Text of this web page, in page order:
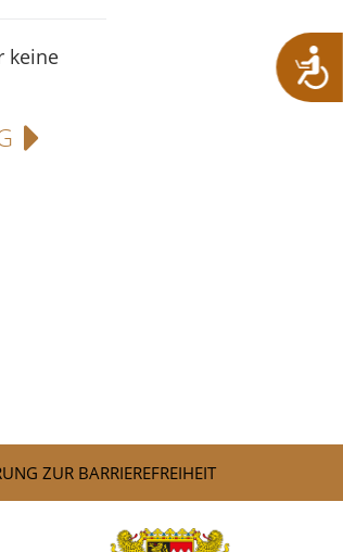
keine
ZUR BARRIEREFREIHEIT